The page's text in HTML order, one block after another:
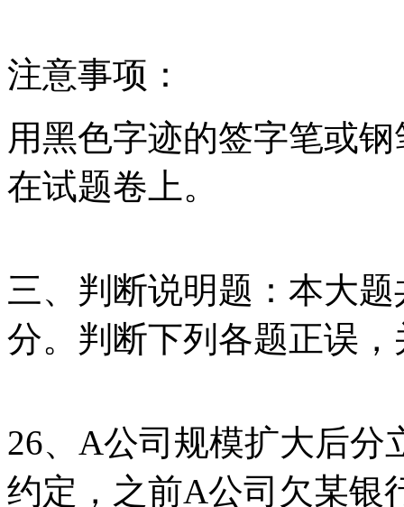
注意事项：
用黑色字迹的签字笔或
在试题卷上。
三、判断说明题：本大
分。判断下列各题正误
26、A公司规模扩大后分
约定，之前A公司欠某